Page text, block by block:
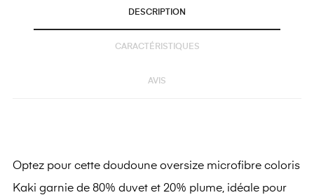
DESCRIPTION
CARACTÉRISTIQUES
AVIS
Optez pour cette doudoune oversize microfibre coloris
Kaki garnie de 80% duvet et 20% plume, idéale pour